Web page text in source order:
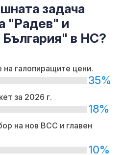
задача
"Радев" и
в НС?
на галопиращите цени.
35%
за 2026 г.
18%
на нов ВСС и главен
10%